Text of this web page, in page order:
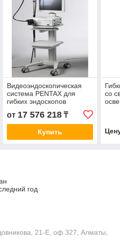
Видеоэндоскопическая
система PENTAX для
гибких эндоскопов
от 17 576 218₸
Купить
со
год
21-Е, оф.327, Алматы,